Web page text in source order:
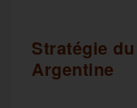
Stratégie
Argentine